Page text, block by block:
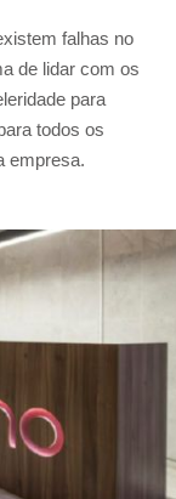
falhas no
de lidar com os
para
todos os
empresa.